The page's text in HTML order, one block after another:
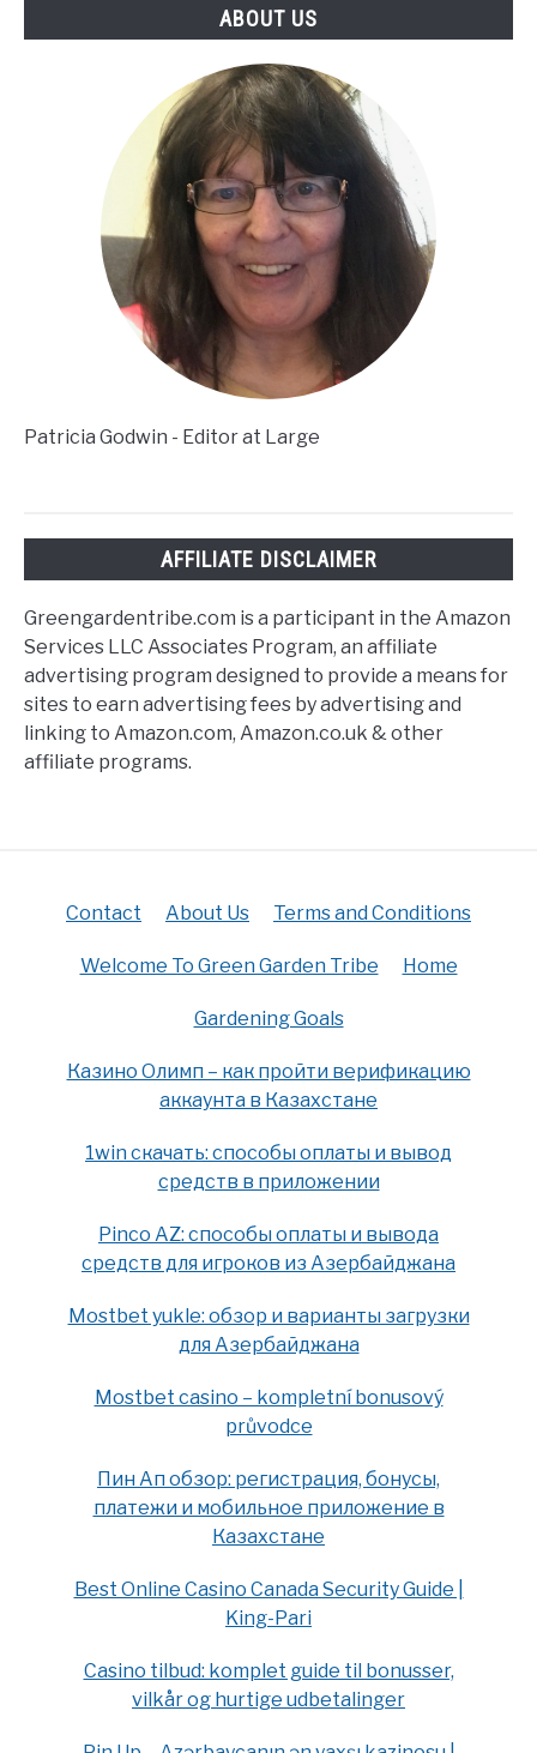
ABOUT US
Patricia Godwin - Editor at Large
AFFILIATE DISCLAIMER
Greengardentribe.com is a participant in the Amazon
Services LLC Associates Program, an affiliate
advertising program designed to provide a means for
sites to earn advertising fees by advertising and
linking to Amazon.com, Amazon.co.uk & other
affiliate programs.
Contact About Us Terms and Conditions
Welcome To Green Garden Tribe Home
Gardening Goals
Казино Олимп – как пройти верификацию
аккаунта в Казахстане
1win скачать: способы оплаты и вывод
средств в приложении
Pinco AZ: способы оплаты и вывода
средств для игроков из Азербайджана
Mostbet yukle: обзор и варианты загрузки
для Азербайджана
Mostbet casino – kompletní bonusový
průvodce
Пин Ап обзор: регистрация, бонусы,
платежи и мобильное приложение в
Казахстане
Best Online Casino Canada Security Guide |
King-Pari
Casino tilbud: komplet guide til bonusser,
vilkår og hurtige udbetalinger